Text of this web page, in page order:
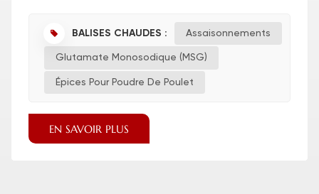
s'intègre parfaitemen...
BALISES CHAUDES : Assaisonnements
Glutamate Monosodique (MSG)
Épices Pour Poudre De Poulet
EN SAVOIR PLUS